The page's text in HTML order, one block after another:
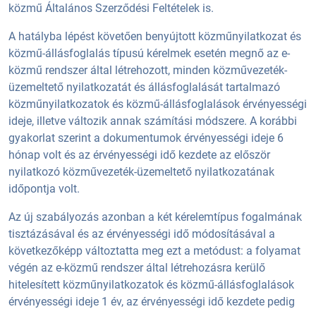
közmű Általános Szerződési Feltételek is.
A hatályba lépést követően benyújtott közműnyilatkozat és
közmű-állásfoglalás típusú kérelmek esetén megnő az e-
közmű rendszer által létrehozott, minden közművezeték-
üzemeltető nyilatkozatát és állásfoglalását tartalmazó
közműnyilatkozatok és közmű-állásfoglalások érvényességi
ideje, illetve változik annak számítási módszere. A korábbi
gyakorlat szerint a dokumentumok érvényességi ideje 6
hónap volt és az érvényességi idő kezdete az először
nyilatkozó közművezeték-üzemeltető nyilatkozatának
időpontja volt.
Az új szabályozás azonban a két kérelemtípus fogalmának
tisztázásával és az érvényességi idő módosításával a
következőképp változtatta meg ezt a metódust: a folyamat
végén az e-közmű rendszer által létrehozásra kerülő
hitelesített közműnyilatkozatok és közmű-állásfoglalások
érvényességi ideje 1 év, az érvényességi idő kezdete pedig